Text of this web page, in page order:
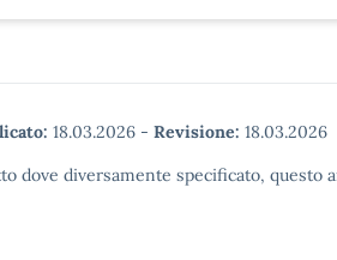
18.03.2026 - Revisione: 18.03.2026
dove diversamente specificato, questo